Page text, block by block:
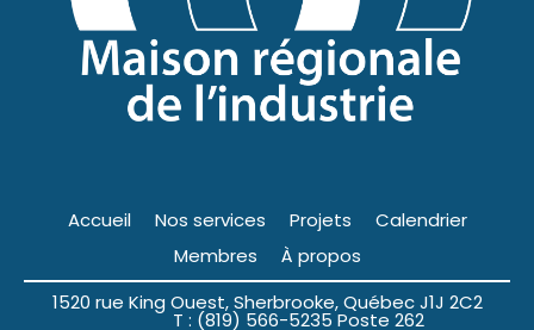
Accueil Nos services Projets
Calendrier
Membres
À propos
1520 rue King Ouest, Sherbrooke, Québec J1J 2C2
T : (819) 566-5235 Poste 262